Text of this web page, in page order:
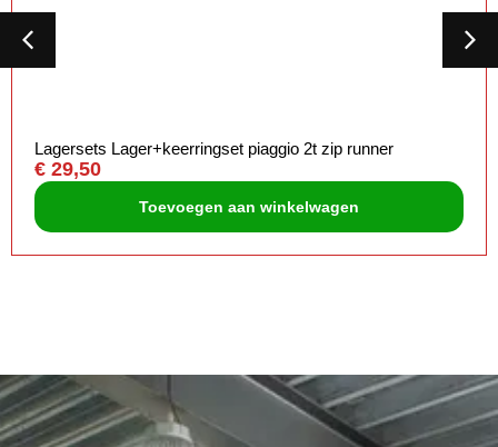
Lagersets Lager+keerringset piaggio 2t zip runner
€ 29,50
Toevoegen aan winkelwagen